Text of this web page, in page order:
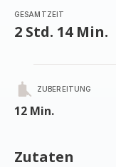
GESAMTZEIT
2 Std. 14 Min.
ZUBEREITUNG
12 Min.
Zutaten